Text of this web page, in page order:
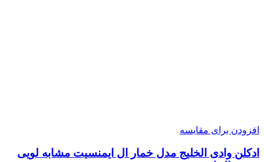
افزودن برای مقایسه
ادکلن وادی الخلیج مدل خمار ال ایمنسیت مشابه لویی